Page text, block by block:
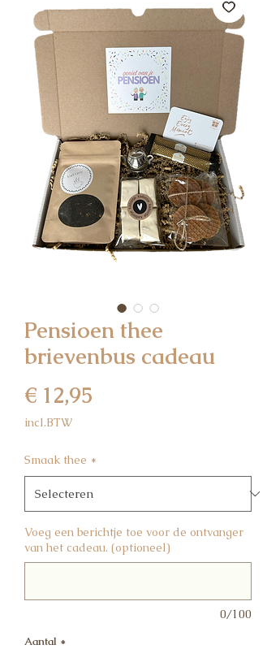
Pensioen thee
brievenbus cadeau
€ 12,95
incl.BTW
Smaak thee *
Voeg een berichtje toe voor de ontvanger
van het cadeau. (optioneel)
0/100
Aantal *